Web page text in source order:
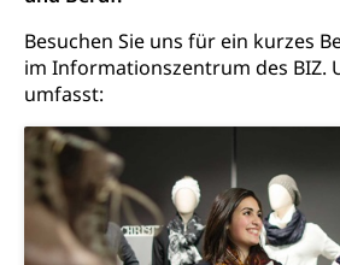
Besuchen Sie uns für ein kurzes
im Informationszentrum des BIZ.
umfasst:
Zentralschweizer
Mobilität
Schiene und öffentlicher
Schienenverkehr, Zugverkehr,
Transportmittel, öffentlicher
Verkehrsverbund
Öffentlicher Verkehr
Schifffahrt
Schiffsverkehr, Binnenschifffahrt,
Flussschifffahrt